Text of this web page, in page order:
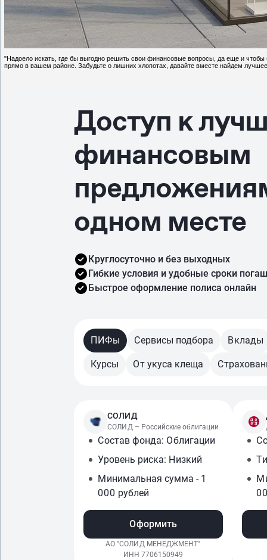
"Надоело искать, где бы выгодно решить свои финансовые вопросы, да еще и
прямо в вашем районе. Забудьте о лишних хлопотах, давайте вместе найдем